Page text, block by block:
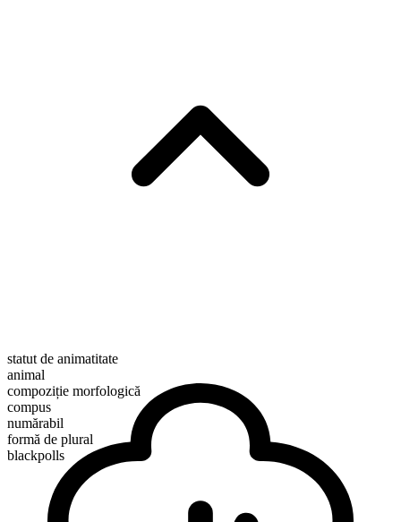
statut de animatitate
animal
compoziție morfologică
compus
numărabil
formă de plural
blackpolls